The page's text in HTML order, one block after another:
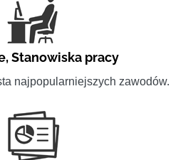
,Stanowiska pracy
najpopularniejszych zawodów.